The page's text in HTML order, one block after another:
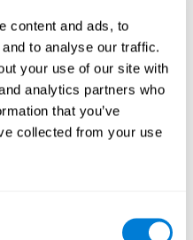
content and ads, to
to analyse our traffic.
your use of our site with
analytics partners who
that you’ve
collected from your use
면 특정 신경 활성화 패턴이
지속적으로 훈련함으로써 이
되거나 손상된 인지 기능을 회
새로운 시냅스를 만들고 신경
시킬 수 있습니다. 게임 컬러
능력을 자극하려고 합니다.